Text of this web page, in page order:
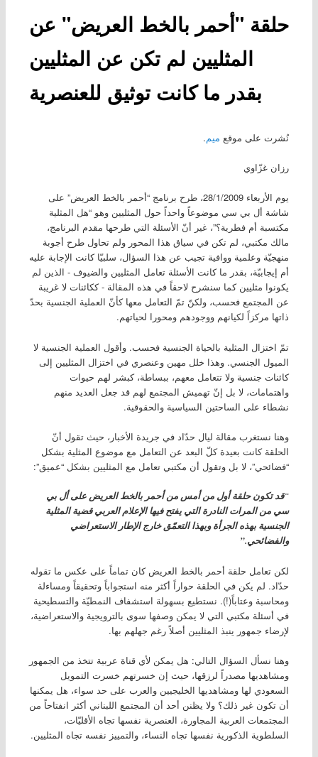
حلقة "أحمر بالخط العريض" عن
المثليين لم تكن عن المثليين
بقدر ما كانت توثيق للعنصرية
نُشرت على موقع ميم.
رزان غزّاوي
يوم الأربعاء 28/1/2009، طرح برنامج “أحمر بالخط العريض” على
شاشة أل بي سي موضوعاً واحداً حول المثليين وهو “هل المثلية
مكتسبة أم فطرية؟”، غير أنّ الأسئلة التي طرحها مقدم البرنامج،
مالك مكتبي، لم تكن في سياق هذا المحور ولم تحاول طرح أجوبة
منهجيّة وعلمية ووافية تجيب عن هذا السؤال، سلبيّا كانت الإجابة عليه
أم إيجابيّة، بقدر ما كانت الأسئلة تعامل المثليين والضيوف - الذين لم
يكونوا مثليين كما سنشرح لاحقاً في هذه المقالة - ككائنات لا غريبة
عن المجتمع فحسب، ولكنّ تمّ التعامل معها كأنّ العملية الجنسية بحدّ
ذاتها مركزاً لكيانهم ووجودهم ومحورا لحياتهم.
تمّ اختزال المثلية بالحياة الجنسية فحسب. وأقول العملية الجنسية لا
الميول الجنسي. وهذا خلل مهين وعنصري في اختزال المثليين إلى
كائنات جنسية ولا تتعامل معهم، ببساطة، كبشر لهم حيوات
واهتمامات، لا بل إنّ تهميش المجتمع لهم قد جعل العديد منهم
نشطاء على الساحتين السياسية والحقوقية.
وهنا نستغرب مقالة ليال حدّاد في جريدة الأخبار، حيث تقول أنّ
الحلقة كانت بعيدة كلّ البعد عن التعامل مع موضوع المثلية بشكل
“فضائحي”، لا بل وتقول أن مكتبي تعامل مع المثليين بشكل “عميق”:
“قد تكون حلقة أول من أمس من أحمر بالخط العريض على أل بي
سي من المرات النادرة التي يفتح فيها الإعلام العربي قضية المثلية
الجنسية بهذه الجرأة وبهذا التعمّق خارج الإطار الاستعراضي
والفضائحي.”
لكن تعامل حلقة أحمر بالخط العريض كان تماماً على عكس ما تقوله
حدّاد. لم يكن في الحلقة حواراً أكثر منه استجواباً وتحقيقاً ومساءلة
ومحاسبة وعتاباً(!). نستطيع بسهولة استشفاف النمطيّة والتسطيحية
في أسئلة مكتبي التي لا يمكن وصفها سوى بالترويجية والاستعراضية،
لإرضاء جمهور ينبذ المثليين أصلاً رغم جهلهم بها.
وهنا نسأل السؤال التالي: هل يمكن لأي قناة عربية تتخذ من الجمهور
ومشاهديها مصدراً لرزقها، حيث إن خسرتهم خسرت التمويل
السعودي لها ومشاهديها الخليجيين والعرب على حد سواء، هل يمكنها
أن تكون غير ذلك؟ ولا يظنن أحد أن المجتمع اللبناني أكثر انفتاحاً من
المجتمعات العربية المجاورة، العنصرية نفسها تجاه الأقليّات،
السلطوية الذكورية نفسها تجاه النساء، والتمييز نفسه تجاه المثليين.